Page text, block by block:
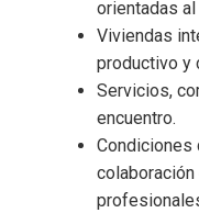
orientadas
Viviendas
productivo y
Servicios,
encuentro.
Condiciones